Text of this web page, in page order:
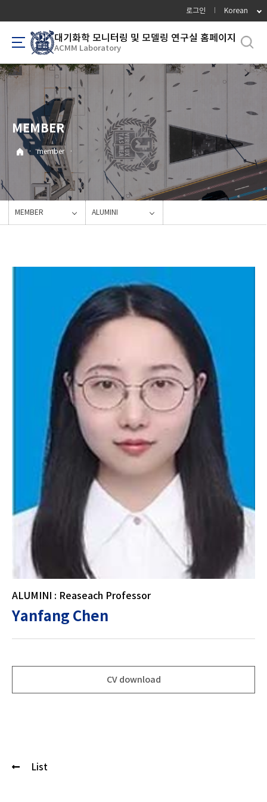
로
메
뉴
로그인 Korean
대기화학 모니터링 및 모델링 연구실 홈페이지
ACMM Laboratory
MEMBER
· member ·
MEMBER ALUMINI
ALUMINI : Reaseach Professor
Yanfang Chen
CV download
List